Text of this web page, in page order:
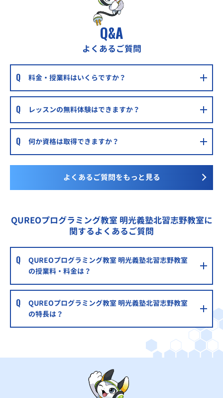
学習塾Familia三山教室
京成バス 三山車庫バス停 徒歩3分
学習塾Familia御滝教室
森塾二和向台校
京成電鉄松戸線 二和向台駅 徒歩0分
明光義塾下総中山教室
総武線 下総中山駅 徒歩3分
森塾津田沼校
JR津田沼駅下車徒歩2分
森塾北習志野校
JR総武線/東京メトロ東西線/東葉高速鉄道西船橋駅徒歩1分
新京成線「三咲駅」から東へ徒歩約11分
森塾船橋校
JR 総武線船橋駅徒歩３分
湘南ゼミナール津田沼校
中央線・総武線各駅停車横須賀線・総武線快速・成田線『津
田沼駅』徒歩2分
京成線船橋競馬場駅から徒歩７分・JR京葉線南船橋駅から徒
ECCの個別指導塾ベストワン北習志野駅前校
Q&A
よくあるご質問
料金・授業料はいくらですか？
レッスンの無料体験はできますか？
何か資格は取得できますか？
よくあるご質問をもっと見る
QUREOプログラミング教室 明光義塾北習志野教室に
関するよくあるご質問
QUREOプログラミング教室 明光義塾北習志野教室
の授業料・料金は？
QUREOプログラミング教室 明光義塾北習志野教室
の特長は？